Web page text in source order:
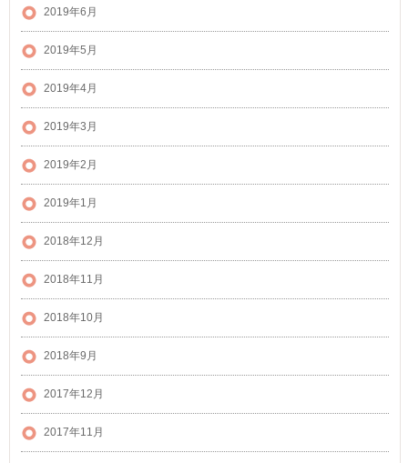
2019年6月
2019年5月
2019年4月
2019年3月
2019年2月
2019年1月
2018年12月
2018年11月
2018年10月
2018年9月
2017年12月
2017年11月